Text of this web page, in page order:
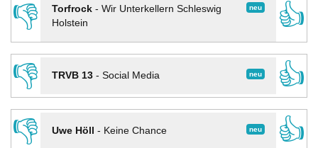
👎
neu
Torfrock- Wir Unterkellern Schleswig
Holstein
👍
👎
neu
TRVB 13- Social Media
👍
👎
neu
Uwe Höll - Keine Chance
👍